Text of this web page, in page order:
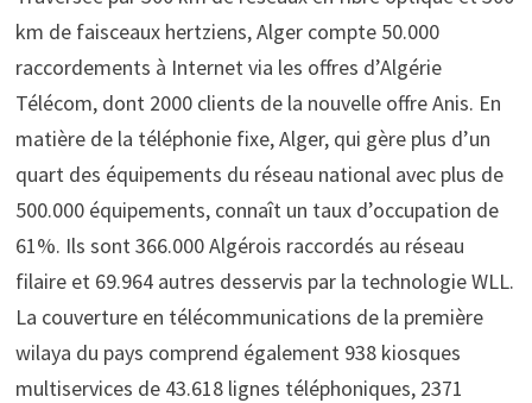
km de faisceaux hertziens, Alger compte 50.000
raccordements à Internet via les offres d’Algérie
Télécom, dont 2000 clients de la nouvelle offre Anis. En
matière de la téléphonie fixe, Alger, qui gère plus d’un
quart des équipements du réseau national avec plus de
500.000 équipements, connaît un taux d’occupation de
61%. Ils sont 366.000 Algérois raccordés au réseau
filaire et 69.964 autres desservis par la technologie WLL.
La couverture en télécommunications de la première
wilaya du pays comprend également 938 kiosques
multiservices de 43.618 lignes téléphoniques, 2371